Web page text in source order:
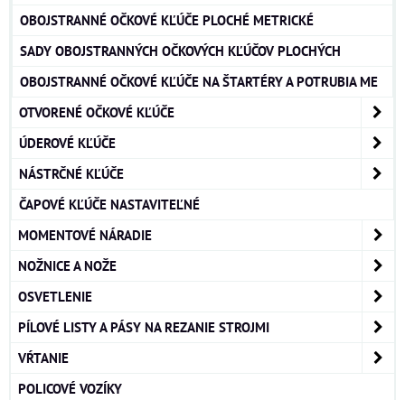
OBOJSTRANNÉ OČKOVÉ KĽÚČE PLOCHÉ METRICKÉ
SADY OBOJSTRANNÝCH OČKOVÝCH KĽÚČOV PLOCHÝCH
OBOJSTRANNÉ OČKOVÉ KĽÚČE NA ŠTARTÉRY A POTRUBIA ME
OTVORENÉ OČKOVÉ KĽÚČE
ÚDEROVÉ KĽÚČE
NÁSTRČNÉ KĽÚČE
ČAPOVÉ KĽÚČE NASTAVITEĽNÉ
MOMENTOVÉ NÁRADIE
NOŽNICE A NOŽE
OSVETLENIE
PÍLOVÉ LISTY A PÁSY NA REZANIE STROJMI
VŔTANIE
POLICOVÉ VOZÍKY